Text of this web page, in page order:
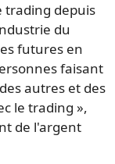
trading depuis
du
futures en
faisant
autres et des
le trading »,
de l'argent